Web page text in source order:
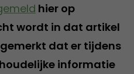
hier op
wordt in dat artikel
dat er tijdens
informatie